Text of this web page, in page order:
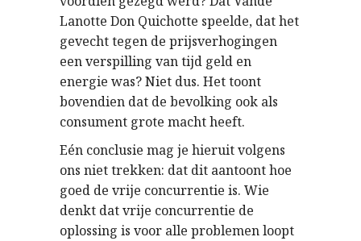
Lanotte Don Quichotte speelde, dat het
gevecht tegen de prijsverhogingen
een verspilling van tijd geld en
energie was? Niet dus. Het toont
bovendien dat de bevolking ook als
consument grote macht heeft.
Eén conclusie mag je hieruit volgens
ons niet trekken: dat dit aantoont hoe
goed de vrije concurrentie is. Wie
denkt dat vrije concurrentie de
oplossing is voor alle problemen loopt